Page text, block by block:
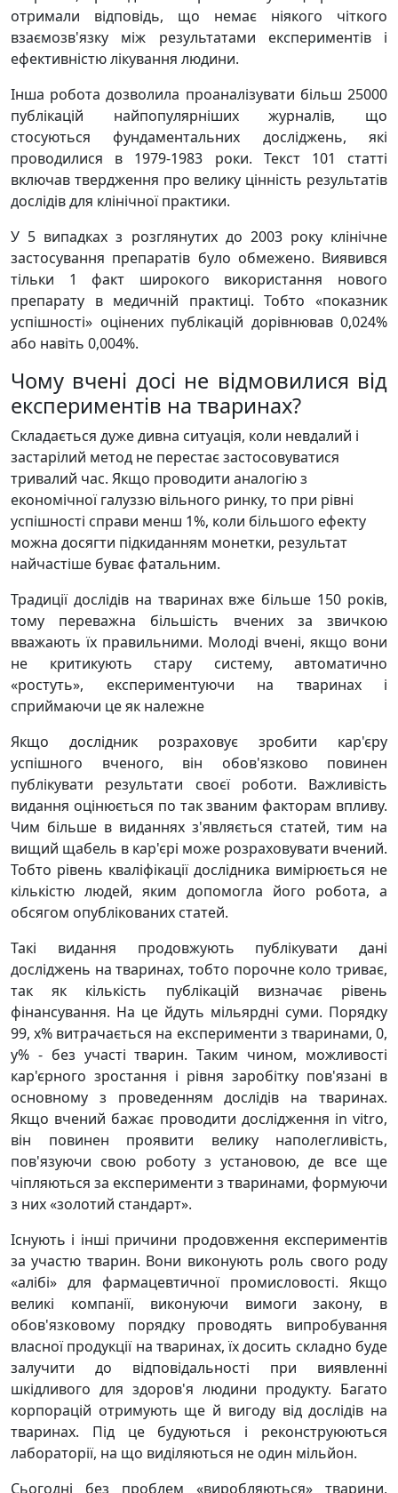
отримали відповідь, що немає ніякого чіткого
взаємозв'язку між результатами експериментів і
ефективністю лікування людини.
Інша робота дозволила проаналізувати більш 25000
публікацій найпопулярніших журналів, що
стосуються фундаментальних досліджень, які
проводилися в 1979-1983 роки. Текст 101 статті
включав твердження про велику цінність результатів
дослідів для клінічної практики.
У 5 випадках з розглянутих до 2003 року клінічне
застосування препаратів було обмежено. Виявився
тільки 1 факт широкого використання нового
препарату в медичній практиці. Тобто «показник
успішності» оцінених публікацій дорівнював 0,024%
або навіть 0,004%.
Чому вчені досі не відмовилися від
експериментів на тваринах?
Складається дуже дивна ситуація, коли невдалий і
застарілий метод не перестає застосовуватися
тривалий час. Якщо проводити аналогію з
економічної галуззю вільного ринку, то при рівні
успішності справи менш 1%, коли більшого ефекту
можна досягти підкиданням монетки, результат
найчастіше буває фатальним.
Традиції дослідів на тваринах вже більше 150 років,
тому переважна більшість вчених за звичкою
вважають їх правильними. Молоді вчені, якщо вони
не критикують стару систему, автоматично
«ростуть», експериментуючи на тваринах і
сприймаючи це як належне
Якщо дослідник розраховує зробити кар'єру
успішного вченого, він обов'язково повинен
публікувати результати своєї роботи. Важливість
видання оцінюється по так званим факторам впливу.
Чим більше в виданнях з'являється статей, тим на
вищий щабель в кар'єрі може розраховувати вчений.
Тобто рівень кваліфікації дослідника вимірюється не
кількістю людей, яким допомогла його робота, а
обсягом опублікованих статей.
Такі видання продовжують публікувати дані
досліджень на тваринах, тобто порочне коло триває,
так як кількість публікацій визначає рівень
фінансування. На це йдуть мільярдні суми. Порядку
99, х% витрачається на експерименти з тваринами, 0,
y% - без участі тварин. Таким чином, можливості
кар'єрного зростання і рівня заробітку пов'язані в
основному з проведенням дослідів на тваринах.
Якщо вчений бажає проводити дослідження in vitro,
він повинен проявити велику наполегливість,
пов'язуючи свою роботу з установою, де все ще
чіпляються за експерименти з тваринами, формуючи
з них «золотий стандарт».
Існують і інші причини продовження експериментів
за участю тварин. Вони виконують роль свого роду
«алібі» для фармацевтичної промисловості. Якщо
великі компанії, виконуючи вимоги закону, в
обов'язковому порядку проводять випробування
власної продукції на тваринах, їх досить складно буде
залучити до відповідальності при виявленні
шкідливого для здоров'я людини продукту. Багато
корпорацій отримують ще й вигоду від дослідів на
тваринах. Під це будуються і реконструюються
лабораторії, на що виділяються не один мільйон.
Сьогодні без проблем «виробляються» тварини,